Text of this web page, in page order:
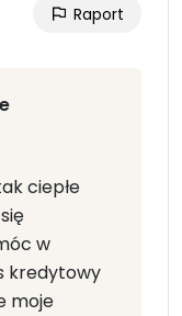
Raport
ciepłe
w
kredytowy
moje